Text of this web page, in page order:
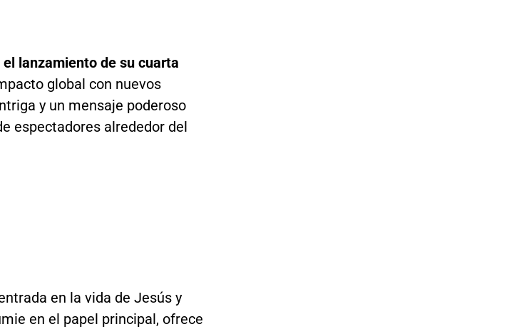
lanzamiento de su cuarta
global con nuevos
y un mensaje poderoso
espectadores alrededor del
en la vida de Jesús y
en el papel principal, ofrece